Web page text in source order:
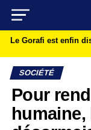
Le Gorafi est enfin
SOCIÉTÉ
Pour